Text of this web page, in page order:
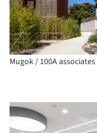
Mugok / 100A associates